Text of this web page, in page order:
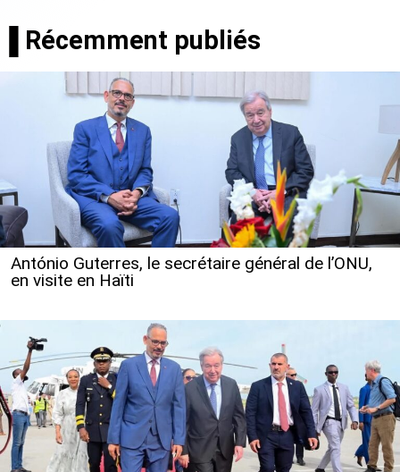
▐ Récemment publiés
António Guterres, le secrétaire général de l’ONU,
en visite en Haïti